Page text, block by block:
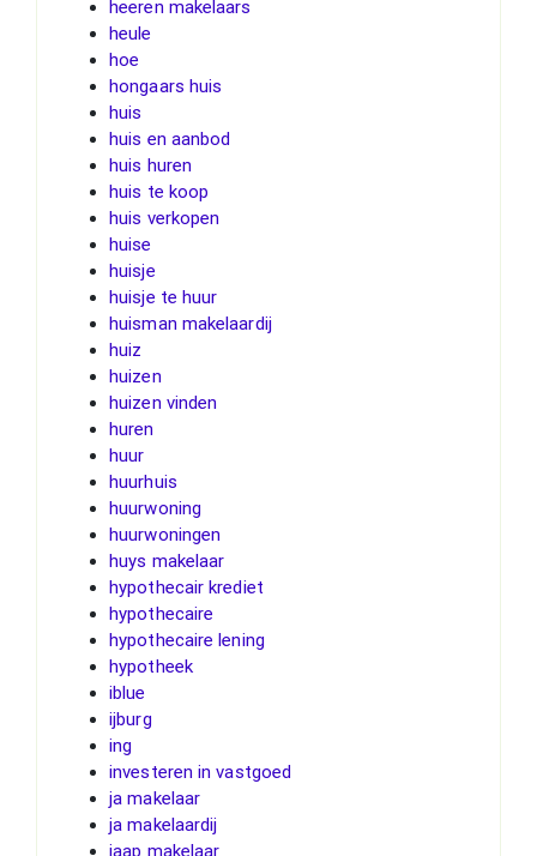
heeren makelaars
heule
hoe
hongaars huis
huis
huis en aanbod
huis huren
huis te koop
huis verkopen
huise
huisje
huisje te huur
huisman makelaardij
huiz
huizen
huizen vinden
huren
huur
huurhuis
huurwoning
huurwoningen
huys makelaar
hypothecair krediet
hypothecaire
hypothecaire lening
hypotheek
iblue
ijburg
ing
investeren in vastgoed
ja makelaar
ja makelaardij
jaap makelaar